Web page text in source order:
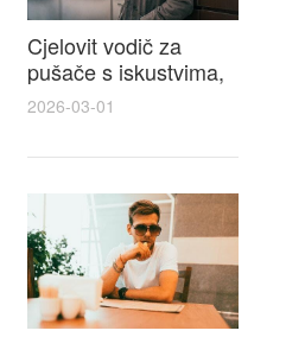
Cjelovit vodič za
pušače s iskustvima,
recenzijama i
cigarette na e cigareta
2026-03-01